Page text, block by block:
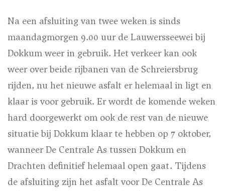
Na een afsluiting van twee weken is sinds
maandagmorgen 9.00 uur de Lauwersseewei bij
Dokkum weer in gebruik. Het verkeer kan ook
weer over beide rijbanen van de Schreiersbrug
rijden, nu het nieuwe asfalt er helemaal in ligt en
klaar is voor gebruik. Er wordt de komende weken
hard doorgewerkt om ook de rest van de nieuwe
situatie bij Dokkum klaar te hebben op 7 oktober,
wanneer De Centrale As tussen Dokkum en
Drachten definitief helemaal open gaat. Tijdens
de afsluiting zijn het asfalt voor De Centrale As